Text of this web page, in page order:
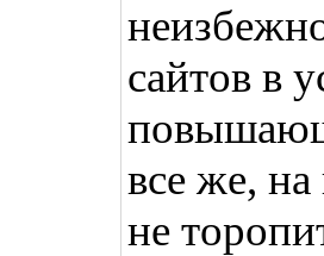
сайтов в
все же,
не